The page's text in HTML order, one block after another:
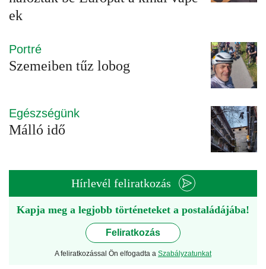
ek
Portré
Szemeiben tűz lobog
Egészségünk
Málló idő
Hírlevél feliratkozás
Kapja meg a legjobb történeteket a postaládájába!
Feliratkozás
A feliratkozással Ön elfogadta a Szabályzatunkat